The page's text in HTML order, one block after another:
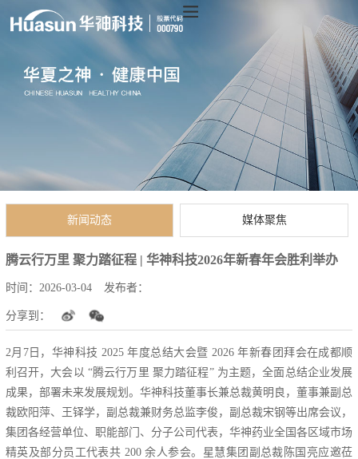
新闻动态 媒体聚焦
腾云行万里 聚力踏征程 | 华神科技2026年新春年会胜利举办
时间： 2026-03-04 发布者：
分享到：
2月7日，华神科技 2025 年度总结大会暨 2026 年新春团拜会在成都顺
利召开，大会以 “腾云行万里 聚力踏征程” 为主题，全面总结企业发展
成果，部署未来发展规划。华神科技董事长兼总裁黄明良，董事兼副总
裁欧阳萍、王铎学，副总裁兼财务总监李俊，副总裁宋钢等出席会议，
集团各经营单位、职能部门、分子公司代表，华神药业全国各区域市场
精英及部分员工代表共 200 余人参会。星慧集团副总裁陈国亮应邀莅